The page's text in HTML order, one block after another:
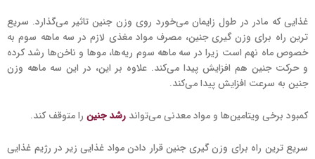
غذایی که مادر در طول زایمان می‌خورد روی وزن جنین تاثیر می‌گذارد. سریع
ترین راه برای وزن گیری جنین، مصرف مواد مغذی لازم در سه ماهه سوم به
خصوص ماه نهم است زیرا در سه ماهه سوم ریه‌ها‌، موها و ناخن‌ها رشد کرده
و حرکت جنین هم افزایش پیدا می‌کند. علاوه بر این، در این سه ماهه وزن
جنین به سرعت افزایش پیدا می‌کند.
کمبود برخی ویتامین‌ها و مواد معدنی می‌تواند رشد جنین را متوقف کند.
سریع ترین راه برای وزن گیری جنین قرار دادن مواد غذایی زیر در رژیم غذایی